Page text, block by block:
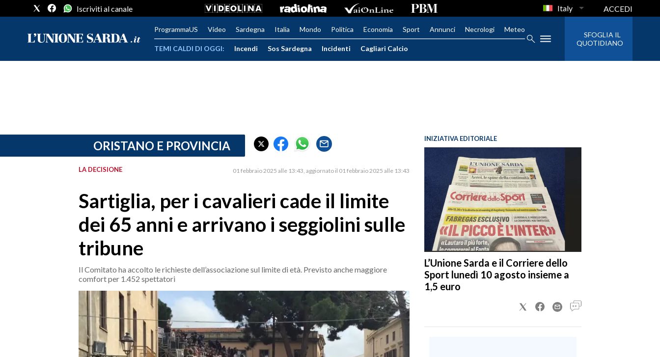
PROVINCIA DI CAGLIARI
Iscriviti al canale Italy ACCEDI
ProgrammaUS Video Sardegna Italia Mondo Politica Economia Sport Annunci Necrologi Meteo
TEMI CALDI DI OGGI: Incendi Sos Sardegna Incidenti Cagliari Calcio
SFOGLIA IL
QUOTIDIANO
ORISTANO E PROVINCIA
LA DECISIONE 01 febbraio 2025 alle 13:43 aggiornato il 01 febbraio 2025 alle 13:43
Sartiglia, per i cavalieri cade il limite
dei 65 anni e arrivano i seggiolini sulle
tribune
Il Comitato ha accolto le richieste dell’associazione sul limite di età. Previsto anche maggiore
comfort per 1.452 spettatori
INIZIATIVA EDITORIALE
L’Unione Sarda e il Corriere dello
Sport lunedì 10 agosto insieme a
1,5 euro